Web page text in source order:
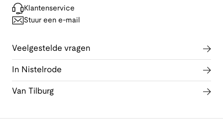
Klantenservice
Stuur een e-mail
Veelgestelde vragen
In Nistelrode
Van Tilburg